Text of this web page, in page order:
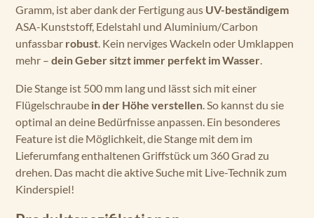
Gramm, ist aber dank der Fertigung aus UV-beständigem
ASA-Kunststoff, Edelstahl und Aluminium/Carbon
unfassbar robust. Kein nerviges Wackeln oder Umklappen
mehr – dein Geber sitzt immer perfekt im Wasser.
Die Stange ist 500 mm lang und lässt sich mit einer
Flügelschraube in der Höhe verstellen. So kannst du sie
optimal an deine Bedürfnisse anpassen. Ein besonderes
Feature ist die Möglichkeit, die Stange mit dem im
Lieferumfang enthaltenen Griffstück um 360 Grad zu
drehen. Das macht die aktive Suche mit Live-Technik zum
Kinderspiel!